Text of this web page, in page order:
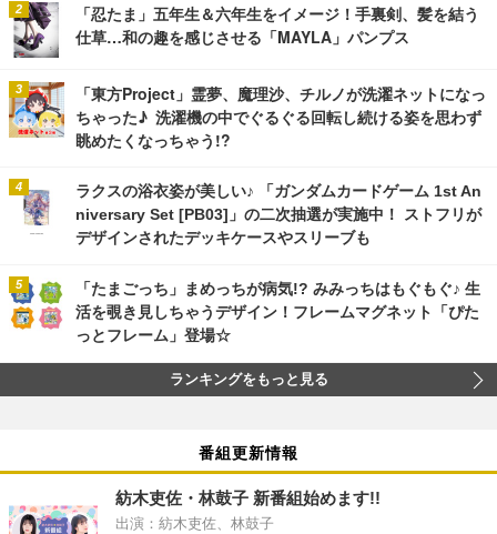
「忍たま」五年生＆六年生をイメージ！手裏剣、髪を結う
仕草…和の趣を感じさせる「MAYLA」パンプス
「東方Project」霊夢、魔理沙、チルノが洗濯ネットになっ
ちゃった♪ 洗濯機の中でぐるぐる回転し続ける姿を思わず
眺めたくなっちゃう!?
ラクスの浴衣姿が美しい♪ 「ガンダムカードゲーム 1st An
niversary Set [PB03]」の二次抽選が実施中！ ストフリが
デザインされたデッキケースやスリーブも
「たまごっち」まめっちが病気!? みみっちはもぐもぐ♪ 生
活を覗き見しちゃうデザイン！フレームマグネット「ぴた
っとフレーム」登場☆
ランキングをもっと見る
番組更新情報
紡木吏佐・林鼓子 新番組始めます!!
出演：紡木吏佐、林鼓子